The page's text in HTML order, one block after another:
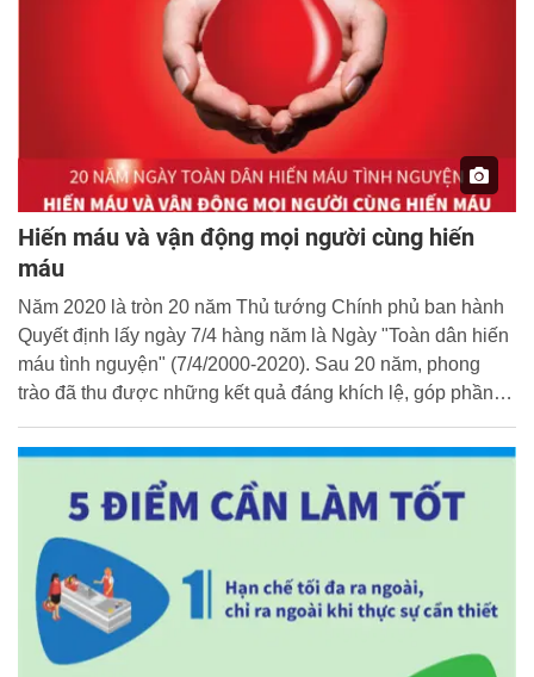
Hiến máu và vận động mọi người cùng hiến
máu
Năm 2020 là tròn 20 năm Thủ tướng Chính phủ ban hành
Quyết định lấy ngày 7/4 hàng năm là Ngày "Toàn dân hiến
máu tình nguyện" (7/4/2000-2020). Sau 20 năm, phong
trào đã thu được những kết quả đáng khích lệ, góp phần
nhân dân.